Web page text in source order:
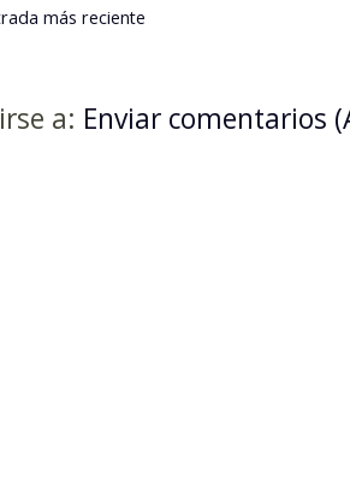
más reciente
a: Enviar comentarios